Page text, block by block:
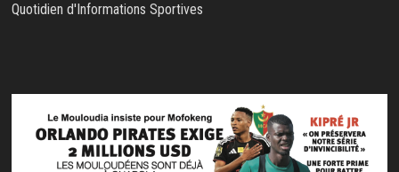
Quotidien d'Informations Sportives